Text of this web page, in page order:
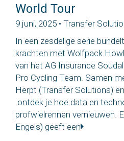
World Tour
9 juni, 2025 • Transfer
In een zesdelige serie
krachten met Wolfpack
van het AG Insurance
Pro Cycling Team. Samen
Herpt (Transfer Solutions)
ontdek je hoe data en
profwielrennen vernieuwen.
Engels) geeft een